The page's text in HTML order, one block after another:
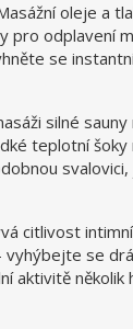
oleje a
pro odplavení
se
silné
teplotní
citlivost
se
aktivitě několik